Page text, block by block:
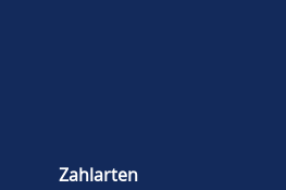
Zahlarten